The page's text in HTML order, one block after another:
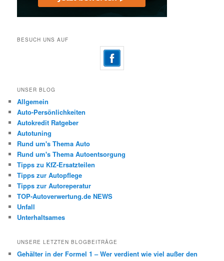
BESUCH UNS AUF
UNSER BLOG
Allgemein
Auto-Persönlichkeiten
Autokredit Ratgeber
Autotuning
Rund um's Thema Auto
Rund um's Thema Autoentsorgung
Tipps zu KfZ-Ersatzteilen
Tipps zur Autopflege
Tipps zur Autoreperatur
TOP-Autoverwertung.de NEWS
Unfall
Unterhaltsames
UNSERE LETZTEN BLOGBEITRÄGE
Gehälter in der Formel 1 – Wer verdient wie viel außer den